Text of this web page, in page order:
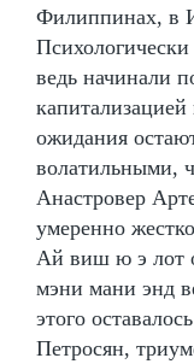
Филиппинах, в
ведь начинали
ожидания
волатильными,
Анастровер
умеренно
Ай виш ю э лот
мэни мани энд
этого
Петросян,